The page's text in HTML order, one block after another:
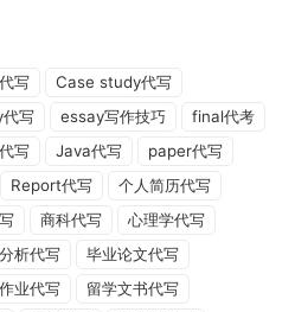
写
Case study代写
写 essay写作技巧
final代考
写 Java代写
paper代写
Report代写
个人简历代写
商科代写
心理学代写
析代写
毕业论文代写
业代写
留学文书代写